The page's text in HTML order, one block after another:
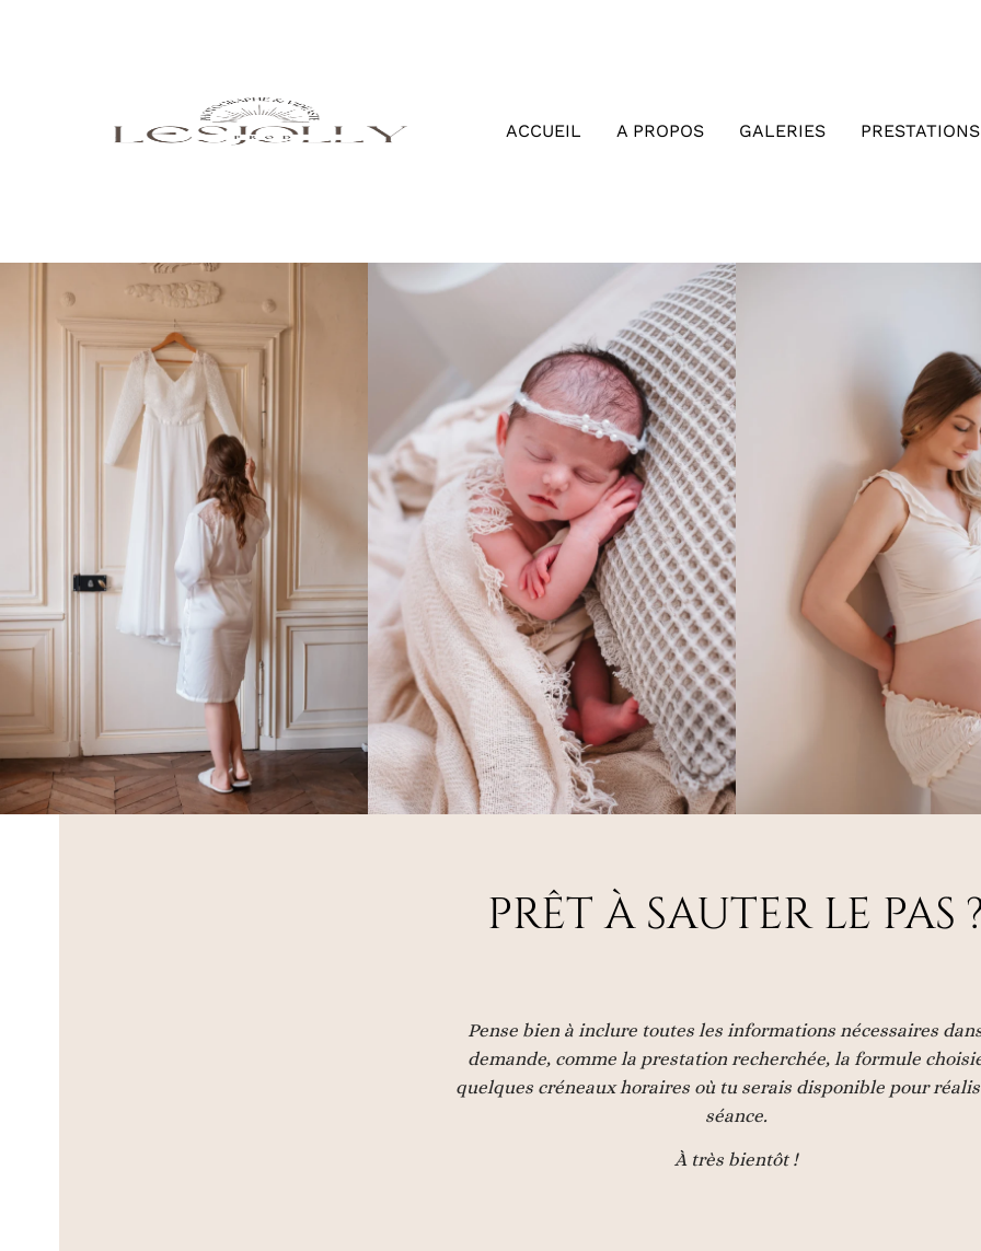
ACCUEIL A PROPOS GALERIES PRESTATIONS
PRÊT À SAUTER LE PAS
Pense bien à inclure toutes les informations nécessaires
demande, comme la prestation recherchée, la formule
quelques créneaux horaires où tu serais disponible pour
séance.
À très bientôt !